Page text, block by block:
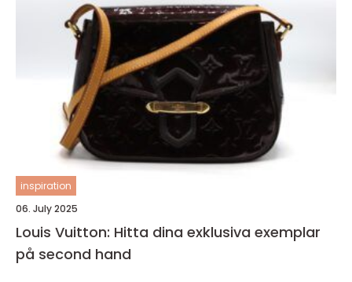
inspiration
06. July 2025
Louis Vuitton: Hitta dina exklusiva exemplar
på second hand